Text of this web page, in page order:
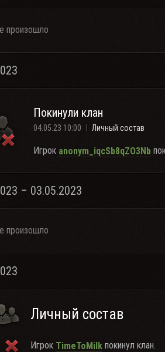
произошло
Покинули клан
04.05.23 10:00 Личный состав
Игрок anonym_iqcSb8qZO3Nb
– 03.05.2023
произошло
Личный состав
Игрок TimeToMilk покинул клан.